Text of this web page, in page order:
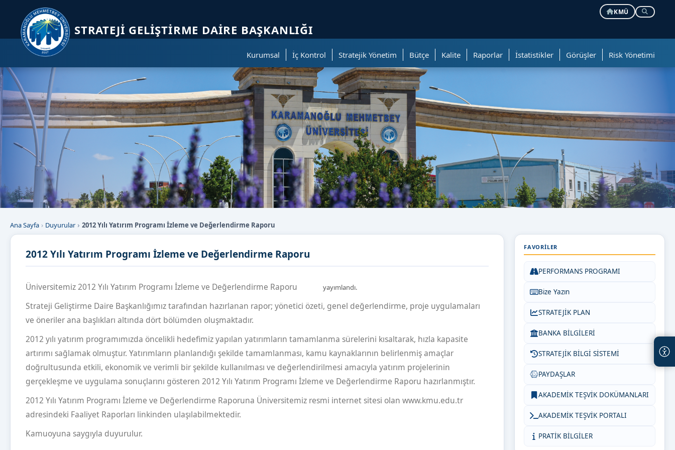
KMÜ
STRATEJI GELIŞTIRME DAIRE BAŞKANLIĞI
Kurumsal İç Kontrol Stratejik Yönetim Bütçe Kalite Raporlar İstatistikler Görüşler Risk Yönetimi
Ana Sayfa Duyurular 2012 Yılı Yatırım Programı İzleme ve Değerlendirme Raporu
2012 Yılı Yatırım Programı İzleme ve Değerlendirme Raporu
Üniversitemiz 2012 Yılı Yatırım Programı İzleme ve Değerlendirme Raporu yayımlandı.
Strateji Geliştirme Daire Başkanlığımız tarafından hazırlanan rapor; yönetici özeti, genel değerlendirme, proje uygulamaları
ve öneriler ana başlıkları altında dört bölümden oluşmaktadır.
2012 yılı yatırım programımızda öncelikli hedefimiz yapılan yatırımların tamamlanma sürelerini kısaltarak, hızla kapasite
artırımı sağlamak olmuştur. Yatırımların planlandığı şekilde tamamlanması, kamu kaynaklarının belirlenmiş amaçlar
doğrultusunda etkili, ekonomik ve verimli bir şekilde kullanılması ve değerlendirilmesi amacıyla yatırım projelerinin
gerçekleşme ve uygulama sonuçlarını gösteren 2012 Yılı Yatırım Programı İzleme ve Değerlendirme Raporu hazırlanmıştır.
2012 Yılı Yatırım Programı İzleme ve Değerlendirme Raporuna Üniversitemiz resmi internet sitesi olan www.kmu.edu.tr
adresindeki Faaliyet Raporları linkinden ulaşılabilmektedir.
Kamuoyuna saygıyla duyurulur.
FAVORILER
PERFORMANS PROGRAMI
Bize Yazın
STRATEJİK PLAN
BANKA BİLGİLERİ
STRATEJİK BİLGİ SİSTEMİ
PAYDAŞLAR
AKADEMİK TEŞVİK DOKÜMANLARI
AKADEMİK TEŞVİK PORTALI
PRATİK BİLGİLER